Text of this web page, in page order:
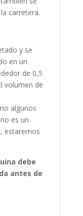
carretera.
y se
en un
de 0,5
volumen de
algunos
es un
estaremos
debe
antes de